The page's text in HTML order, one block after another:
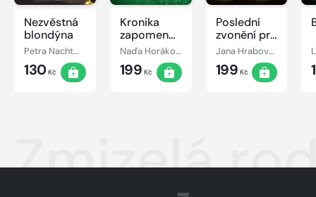
Nezvěstná
blondýna
Petra Nachtmanová
130Kč
Kronika
zapomenutého
kněze
Naďa Horáková
199 Kč
Poslední
zvonění pro
vraha
Jana Hrabovská
199 Kč
Zmizelá